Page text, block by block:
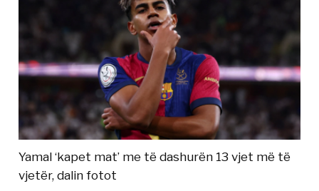
Yamal ‘kapet mat’ me të dashurën 13 vjet më të
vjetër, dalin fotot